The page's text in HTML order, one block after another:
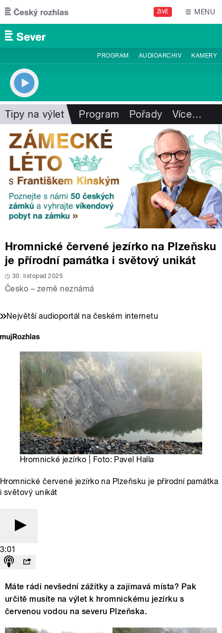
Přejít k hlavnímu obsahu
ŽIVĚ MENU
PROGRAM AUDIOARCHIV KAMERY
Tipy na výlet Program Pořady Více…
Hromnické červené jezírko na Plzeňsku
je přírodní památka i světový unikát
30. listopad 2025
Česko – země neznámá
Největší audioportál na českém internetu
Hromnické jezírko | Foto: Pavel Halla
Hromnické červené jezírko na Plzeňsku je přírodní památka
i světový unikát
3:01
Máte rádi nevšední zážitky a zajímavá místa? Pak
určitě musíte na výlet k hromnickému jezírku s
červenou vodou na severu Plzeňska.